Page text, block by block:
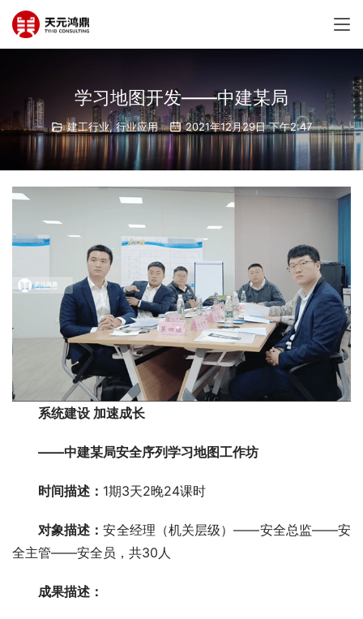
学习地图开发——中建某局
建工行业,行业应用 2021年12月29日 下午2:47
系统建设 加速成长
——中建某局安全序列学习地图工作坊
时间描述： 1期3天2晚24课时
对象描述：安全经理（机关层级）——安全总监——安
全主管——安全员，共30人
成果描述：